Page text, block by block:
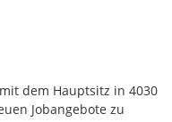
dem Hauptsitz in 4030
Jobangebote zu